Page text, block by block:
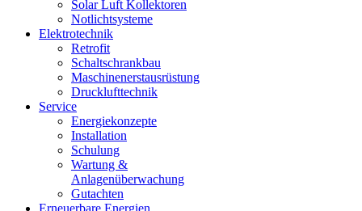
Solar Luft Kollektoren
Notlichtsysteme
Elektrotechnik
Retrofit
Schaltschrankbau
Maschinenerstausrüstung
Drucklufttechnik
Service
Energiekonzepte
Installation
Schulung
Wartung &
Anlagenüberwachung
Gutachten
Erneuerbare Energien